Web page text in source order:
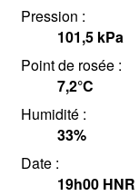
Pression :
101,5 kPa
Point de rosée :
7,2°C
Humidité :
33%
Date :
19h00 HNR